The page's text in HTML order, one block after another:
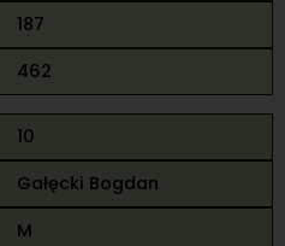
187
462
10
Gałęcki Bogdan
M